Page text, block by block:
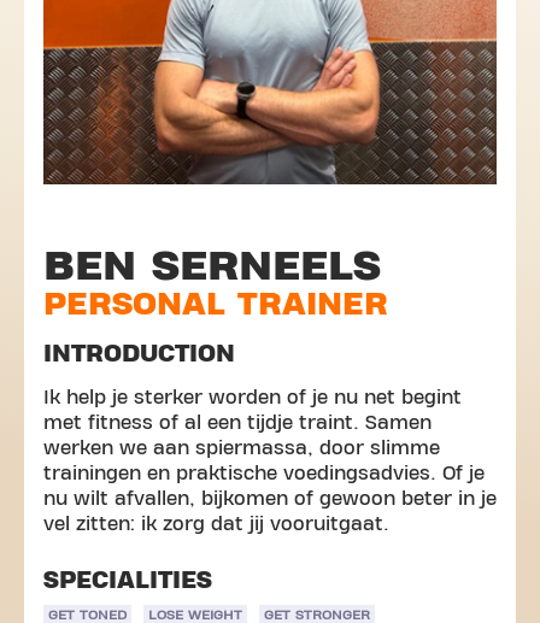
BEN SERNEELS
PERSONAL TRAINER
INTRODUCTION
Ik help je sterker worden of je nu net begint
met fitness of al een tijdje traint. Samen
werken we aan spiermassa, door slimme
trainingen en praktische voedingsadvies. Of je
nu wilt afvallen, bijkomen of gewoon beter in je
vel zitten: ik zorg dat jij vooruitgaat.
SPECIALITIES
GET TONED LOSE WEIGHT GET STRONGER